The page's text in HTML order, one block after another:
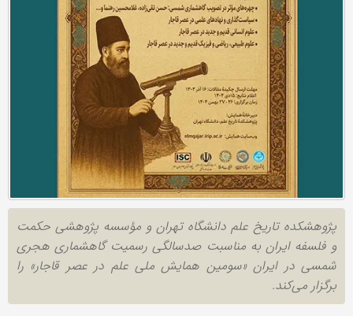
پژوهشکده تاریخ علم دانشگاه تهران و مؤسسه پژوهشی حکمت
و فلسفه ایران به مناسبت صدسالگی رسمیت گاهشماری هجری
شمسی در ایران «سومین همایش ملی علم در عصر قاجار» را
برگزار می‌کند.